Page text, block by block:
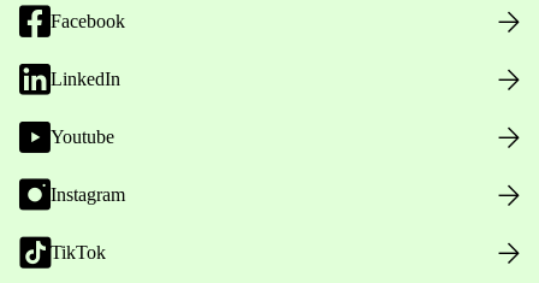
Facebook
LinkedIn
Youtube
Instagram
TikTok